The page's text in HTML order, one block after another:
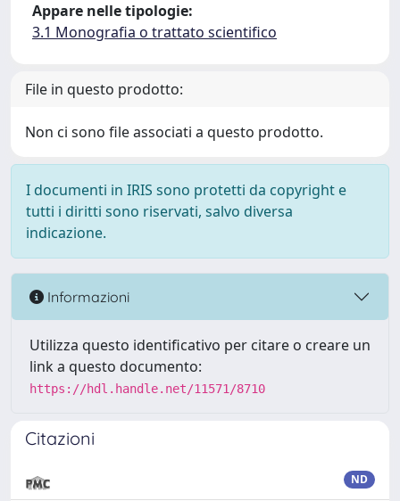
Appare nelle tipologie:
3.1 Monografia o trattato scientifico
File in questo prodotto:
Non ci sono file associati a questo prodotto.
I documenti in IRIS sono protetti da copyright e
tutti i diritti sono riservati, salvo diversa
indicazione.
Informazioni
Utilizza questo identificativo per citare o creare un
link a questo documento:
https://hdl.handle.net/11571/8710
Citazioni
ND